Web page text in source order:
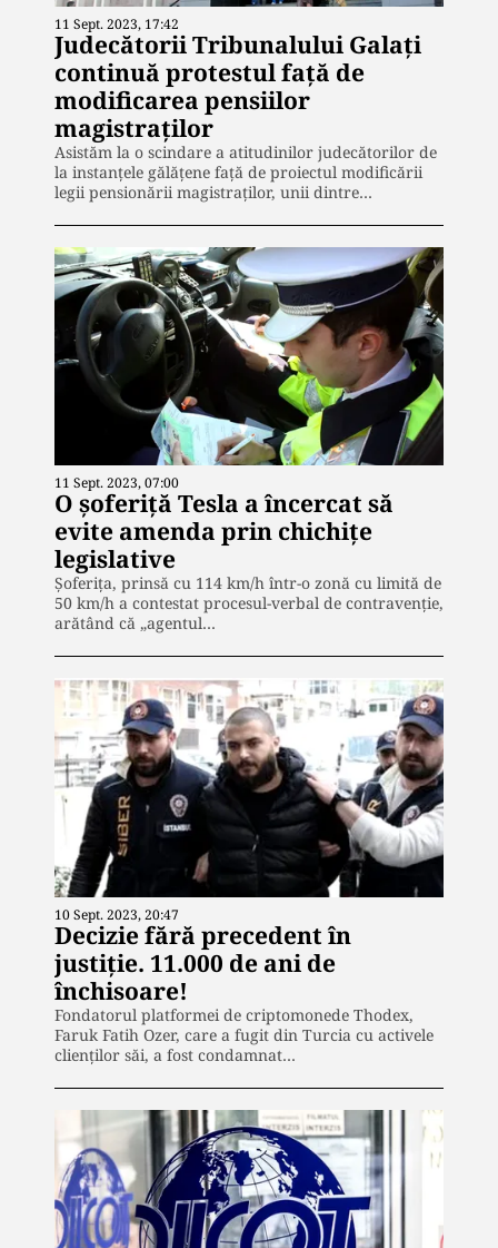
11 Sept. 2023, 17:42
Judecătorii Tribunalului Galați
continuă protestul față de
modificarea pensiilor
magistraților
Asistăm la o scindare a atitudinilor judecătorilor de
la instanțele gălățene față de proiectul modificării
legii pensionării magistraților, unii dintre…
11 Sept. 2023, 07:00
O șoferiță Tesla a încercat să
evite amenda prin chichițe
legislative
Șoferița, prinsă cu 114 km/h într-o zonă cu limită de
50 km/h a contestat procesul-verbal de contravenție,
arătând că „agentul…
10 Sept. 2023, 20:47
Decizie fără precedent în
justiție. 11.000 de ani de
închisoare!
Fondatorul platformei de criptomonede Thodex,
Faruk Fatih Ozer, care a fugit din Turcia cu activele
clienţilor săi, a fost condamnat…